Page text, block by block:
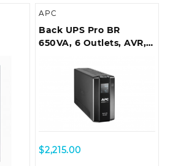
APC
Back UPS Pro BR
650VA, 6 Outlets, AVR,
$2,215.00